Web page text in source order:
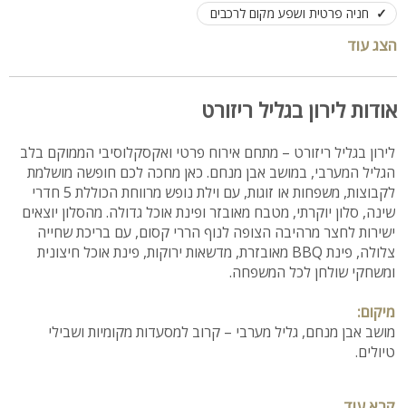
חניה פרטית ושפע מקום לרכבים
אירוח עד 25 אורחים, לינה עד 20 אורחיםהצג עוד
אודות לירון בגליל ריזורט
לירון בגליל ריזורט – מתחם אירוח פרטי ואקסקלוסיבי הממוקם בלב
הגליל המערבי, במושב אבן מנחם. כאן מחכה לכם חופשה מושלמת
לקבוצות, משפחות או זוגות, עם וילת נופש מרווחת הכוללת 5 חדרי
שינה, סלון יוקרתי, מטבח מאובזר ופינת אוכל גדולה. מהסלון יוצאים
ישירות לחצר מרהיבה הצופה לנוף הררי קסום, עם בריכת שחייה
צלולה, פינת BBQ מאובזרת, מדשאות ירוקות, פינת אוכל חיצונית
ומשחקי שולחן לכל המשפחה.
מיקום:
מושב אבן מנחם, גליל מערבי – קרוב למסעדות מקומיות ושבילי
טיולים.